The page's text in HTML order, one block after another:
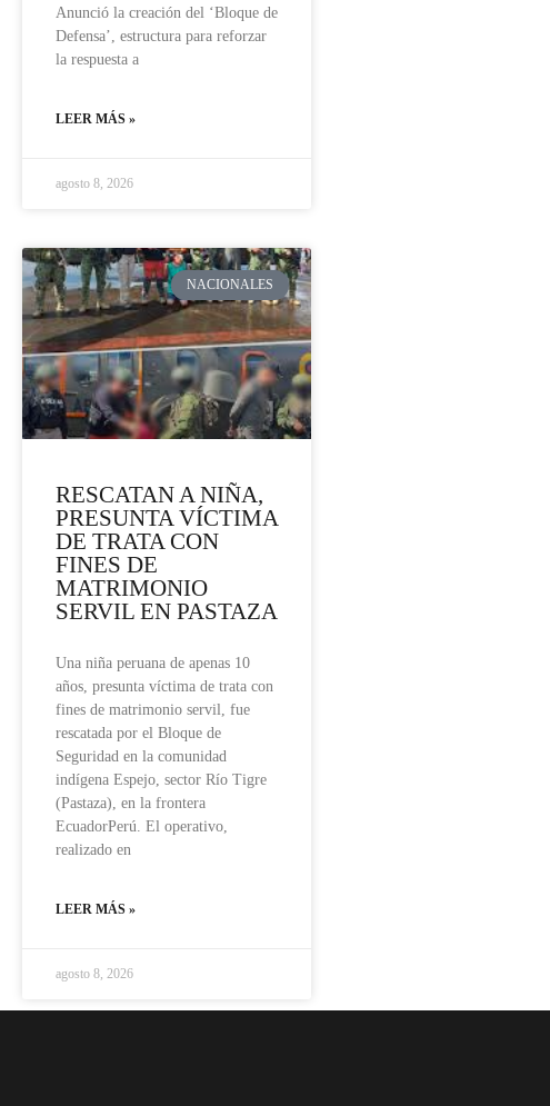
Anunció la creación del ‘Bloque de
Defensa’, estructura para reforzar
la respuesta a
LEER MÁS »
agosto 8, 2026
NACIONALES
RESCATAN A NIÑA,
PRESUNTA VÍCTIMA
DE TRATA CON
FINES DE
MATRIMONIO
SERVIL EN PASTAZA
Una niña peruana de apenas 10
años, presunta víctima de trata con
fines de matrimonio servil, fue
rescatada por el Bloque de
Seguridad en la comunidad
indígena Espejo, sector Río Tigre
(Pastaza), en la frontera
EcuadorPerú. El operativo,
realizado en
LEER MÁS »
agosto 8, 2026